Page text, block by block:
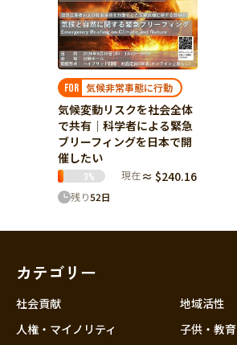
FOR 気候非常事態に行動
気候変動リスクを社会全体
で共有│科学者による緊急
ブリーフィングを日本で開
催したい
3% 現在 ≈ $240.16
残り52日
カテゴリー
社会貢献
人権・マイノリティ
地域活性
子供・教育